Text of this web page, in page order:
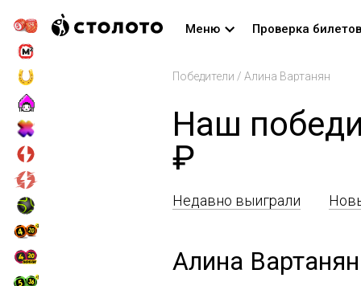
Меню Проверка билетов
Победители / Алина Вартанян
Наш
₽
Недавно выиграли
Алина Вартанян